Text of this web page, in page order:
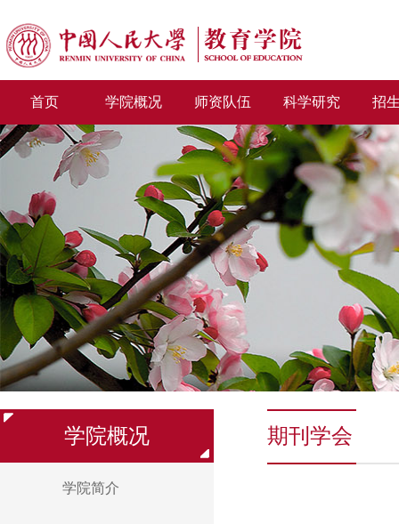
首页 学院概况 师资队伍 科学研究 招
学院概况
学院简介
期刊学会